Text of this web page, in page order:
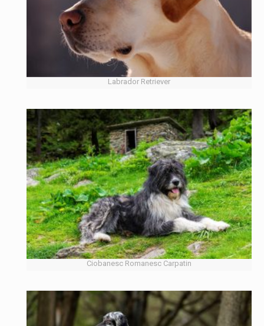
Labrador Retriever
Ciobanesc Romanesc Carpatin